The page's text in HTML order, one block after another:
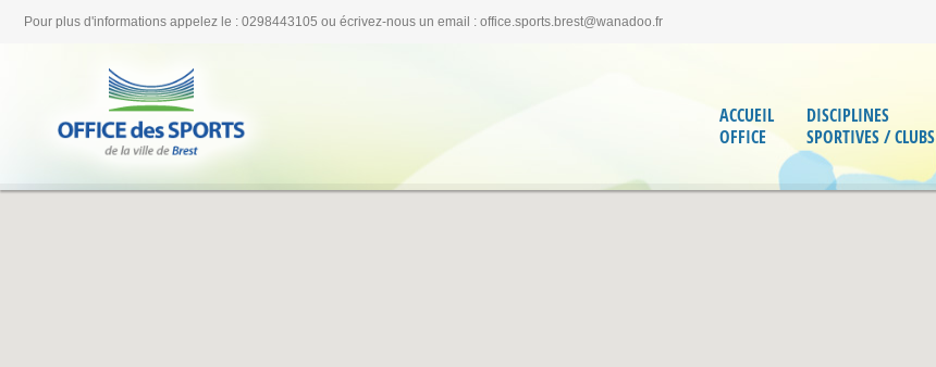
Pour plus d'informations appelez le : 0298443105 ou écrivez-nous un email : office.sports.brest@wanadoo.fr
ACCUEIL
OFFICE
DISCIPLINES
SPORTIVES / CLUBS